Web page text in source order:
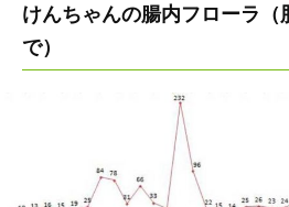
けんちゃんの腸内フローラ（
で）